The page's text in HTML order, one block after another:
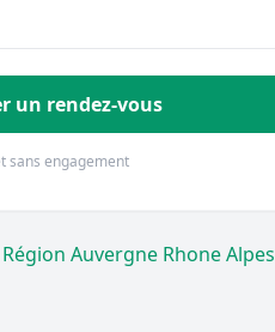
un rendez-vous
sans engagement
Région Auvergne Rhone Alpes